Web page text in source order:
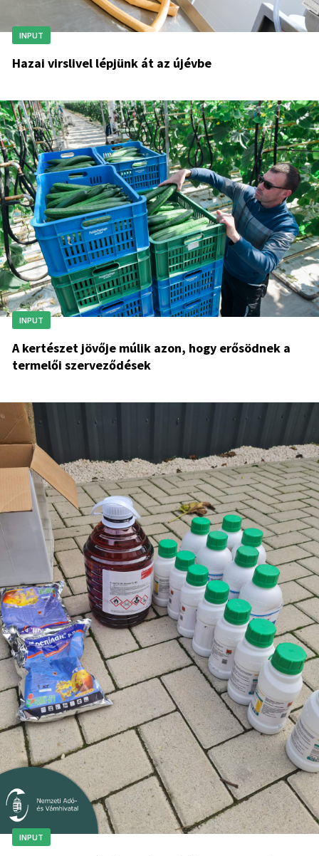
INPUT
Hazai virslivel lépjünk át az újévbe
INPUT
A kertészet jövője múlik azon, hogy erősödnek a
termelői szerveződések
INPUT